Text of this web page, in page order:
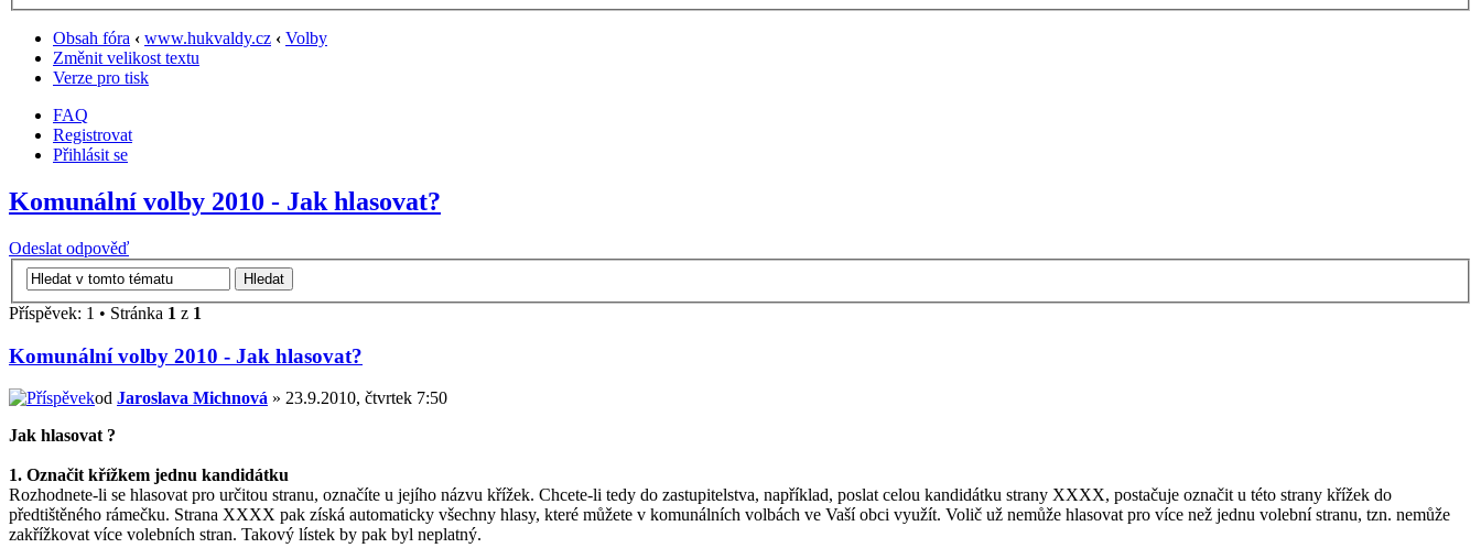
Obsah fóra ‹ www.hukvaldy.cz ‹ Volby
Změnit velikost textu
Verze pro tisk
FAQ
Registrovat
Přihlásit se
Komunální volby 2010 - Jak hlasovat?
Odeslat odpověď
Příspěvek: 1 • Stránka 1 z 1
Komunální volby 2010 - Jak hlasovat?
od Jaroslava Michnová » 23.9.2010, čtvrtek 7:50
Jak hlasovat ?
1. Označit křížkem jednu kandidátku
Rozhodnete-li se hlasovat pro určitou stranu, označíte u jejího názvu křížek. Chcete-li tedy do zastupitelstva, například, poslat celou kandidátku strany XXXX, postačuje označit u této strany křížek do
předtištěného rámečku. Strana XXXX pak získá automaticky všechny hlasy, které můžete v komunálních volbách ve Vaší obci využít. Volič už nemůže hlasovat pro více než jednu volební stranu, tzn. nemůže
zakřížkovat více volebních stran. Takový lístek by pak byl neplatný.